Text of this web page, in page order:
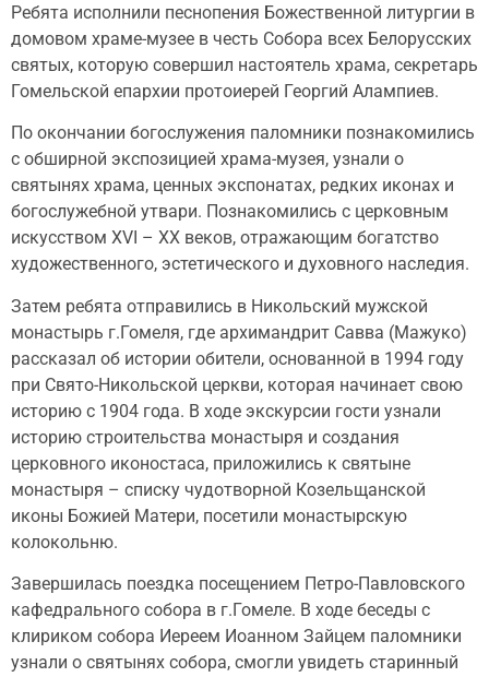
Ребята исполнили песнопения Божественной литургии в
домовом храме-музее в честь Собора всех Белорусских
святых, которую совершил настоятель храма, секретарь
Гомельской епархии протоиерей Георгий Алампиев.
По окончании богослужения паломники познакомились
с обширной экспозицией храма-музея, узнали о
святынях храма, ценных экспонатах, редких иконах и
богослужебной утвари. Познакомились с церковным
искусством XVI – XX веков, отражающим богатство
художественного, эстетического и духовного наследия.
Затем ребята отправились в Никольский мужской
монастырь г.Гомеля, где архимандрит Савва (Мажуко)
рассказал об истории обители, основанной в 1994 году
при Свято-Никольской церкви, которая начинает свою
историю с 1904 года. В ходе экскурсии гости узнали
историю строительства монастыря и создания
церковного иконостаса, приложились к святыне
монастыря – списку чудотворной Козельщанской
иконы Божией Матери, посетили монастырскую
колокольню.
Завершилась поездка посещением Петро-Павловского
кафедрального собора в г.Гомеле. В ходе беседы с
клириком собора Иереем Иоанном Зайцем паломники
узнали о святынях собора, смогли увидеть старинный